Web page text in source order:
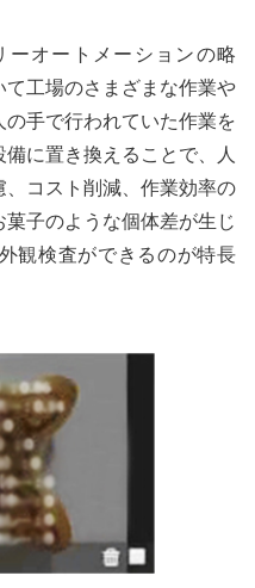
ーオートメーションの略
工場のさまざまな作業や
手で行われていた作業を
に置き換えることで、人
コスト削減、作業効率の
子のような個体差が生じ
観検査ができるのが特長